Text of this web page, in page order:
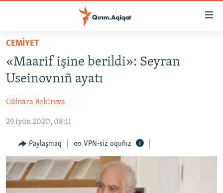
Esas
qaytmaq
Baş
qaytmaq
qaytmaq
CEMİYET
MEDENİYET
İNSAN AQLARI
VİDEO
SÜRET
CEMİYET
«Maarif işine berildi»: Seyran
Useinovnıñ ayatı
Gülnara Bekirova
29 iyün 2020, 08:11
Paylaşmaq VPN-siz oquñız